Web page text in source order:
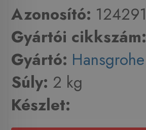
Azonosító: 124291
Gyártói cikkszám:
Gyártó: Hansgrohe
Súly: 2 kg
Készlet: